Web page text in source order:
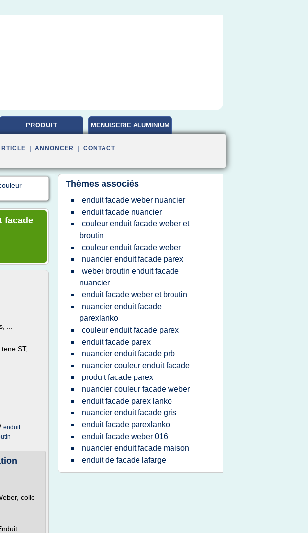
PRODUIT MENUISERIE ALUMINIUM
ANNONCER CONTACT
facade
...
ST,
/ enduit
colle
Thèmes associés
enduit facade weber nuancier
enduit facade nuancier
couleur enduit facade weber et
broutin
couleur enduit facade weber
nuancier enduit facade parex
weber broutin enduit facade
nuancier
enduit facade weber et broutin
nuancier enduit facade
parexlanko
couleur enduit facade parex
enduit facade parex
nuancier enduit facade prb
nuancier couleur enduit facade
produit facade parex
nuancier couleur facade weber
enduit facade parex lanko
nuancier enduit facade gris
enduit facade parexlanko
enduit facade weber 016
nuancier enduit facade maison
enduit de facade lafarge